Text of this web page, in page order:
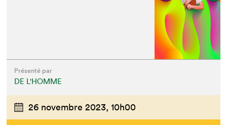
Présenté par
DE L'HOMME
26 novembre 2023, 10h00